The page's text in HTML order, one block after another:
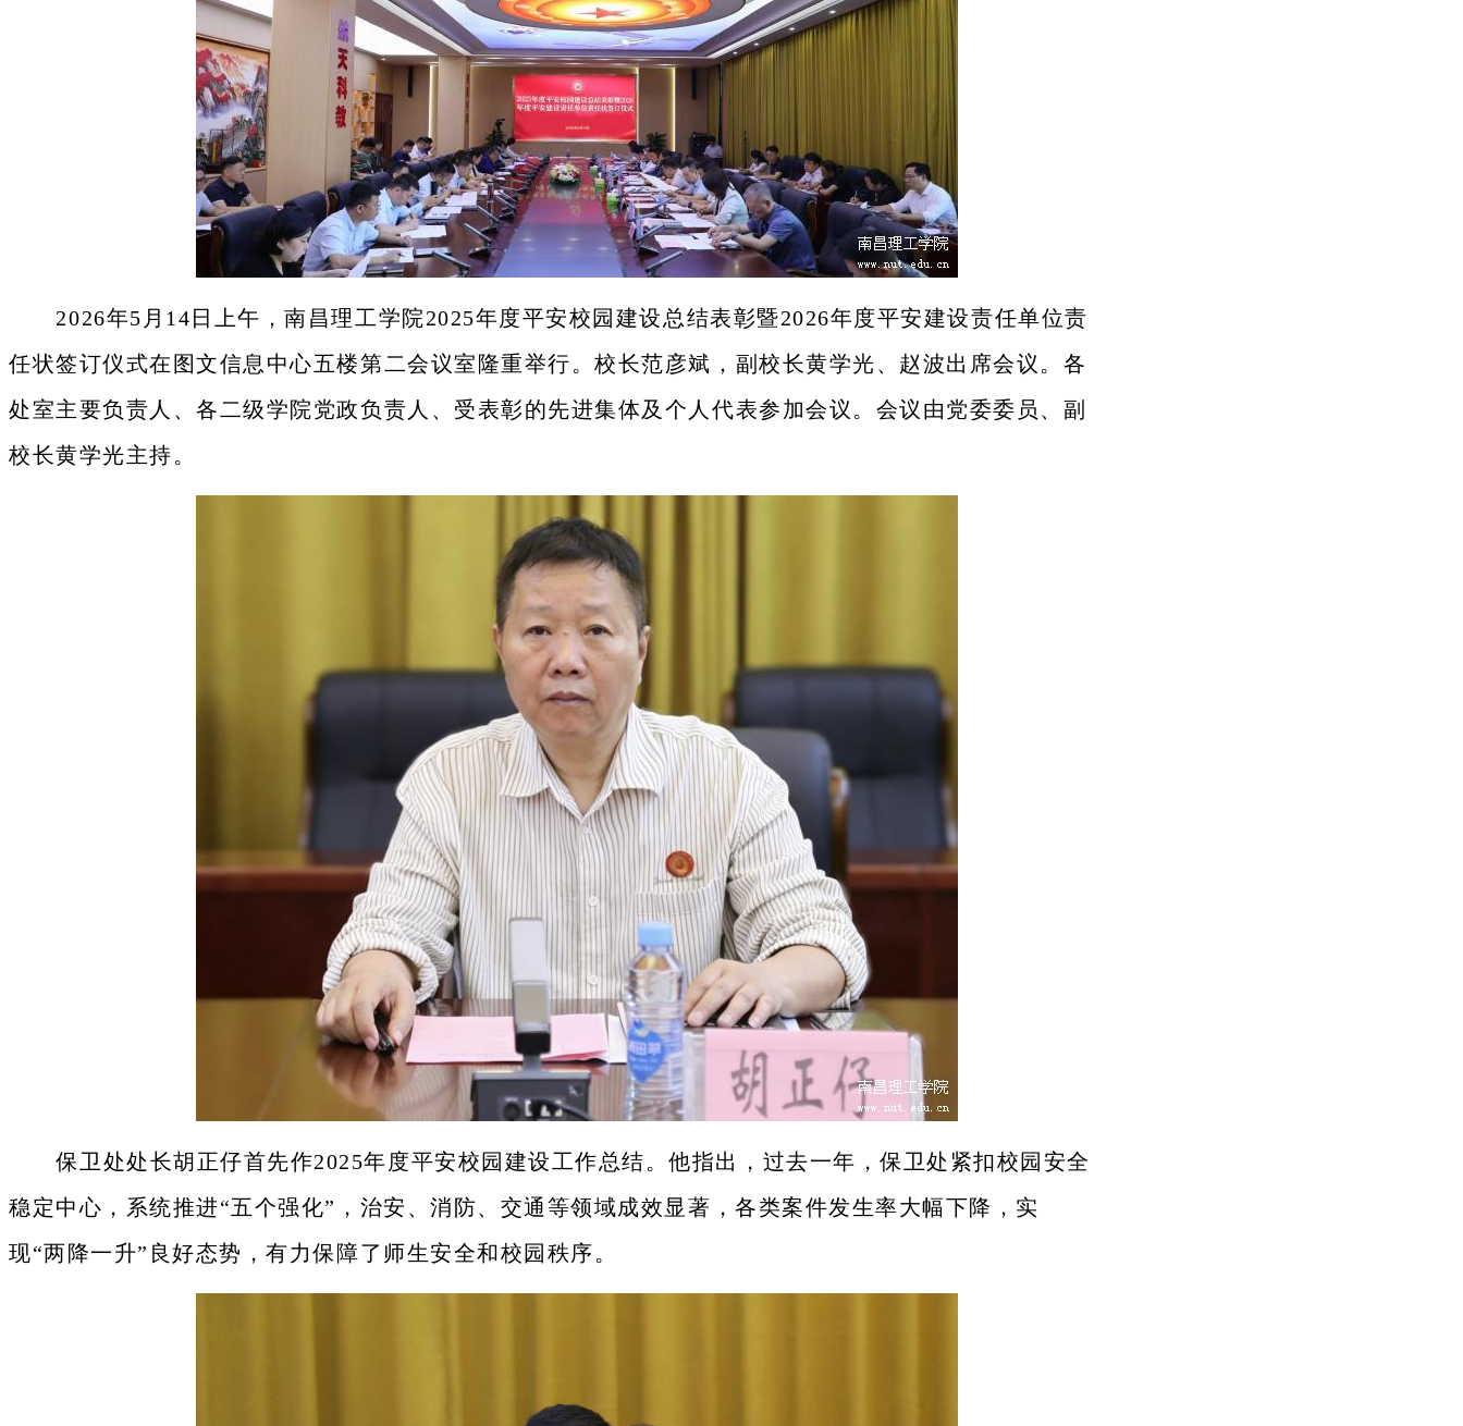
2026年5月14日上午，南昌理工学院2025年度平安校园建设总结表彰暨2026年度平安建设责任单位责
任状签订仪式在图文信息中心五楼第二会议室隆重举行。校长范彦斌，副校长黄学光、赵波出席会议。各
处室主要负责人、各二级学院党政负责人、受表彰的先进集体及个人代表参加会议。会议由党委委员、副
校长黄学光主持。
保卫处处长胡正仔首先作2025年度平安校园建设工作总结。他指出，过去一年，保卫处紧扣校园安全
稳定中心，系统推进“五个强化”，治安、消防、交通等领域成效显著，各类案件发生率大幅下降，实
现“两降一升”良好态势，有力保障了师生安全和校园秩序。